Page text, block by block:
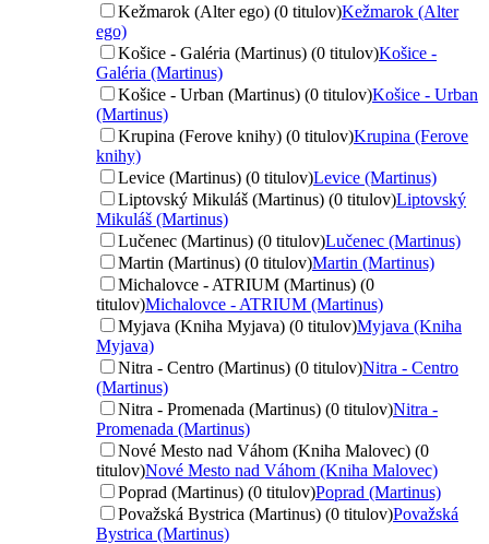
Kežmarok (Alter ego) (0 titulov)Kežmarok (Alter
ego)
Košice - Galéria (Martinus) (0 titulov)Košice -
Galéria (Martinus)
Košice - Urban (Martinus) (0 titulov)Košice - Urban
(Martinus)
Krupina (Ferove knihy) (0 titulov)Krupina (Ferove
knihy)
Levice (Martinus) (0 titulov)Levice (Martinus)
Liptovský Mikuláš (Martinus) (0 titulov)Liptovský
Mikuláš (Martinus)
Lučenec (Martinus) (0 titulov)Lučenec (Martinus)
Martin (Martinus) (0 titulov)Martin (Martinus)
Michalovce - ATRIUM (Martinus) (0
titulov)Michalovce - ATRIUM (Martinus)
Myjava (Kniha Myjava) (0 titulov)Myjava (Kniha
Myjava)
Nitra - Centro (Martinus) (0 titulov)Nitra - Centro
(Martinus)
Nitra - Promenada (Martinus) (0 titulov)Nitra -
Promenada (Martinus)
Nové Mesto nad Váhom (Kniha Malovec) (0
titulov)Nové Mesto nad Váhom (Kniha Malovec)
Poprad (Martinus) (0 titulov)Poprad (Martinus)
Považská Bystrica (Martinus) (0 titulov)Považská
Bystrica (Martinus)